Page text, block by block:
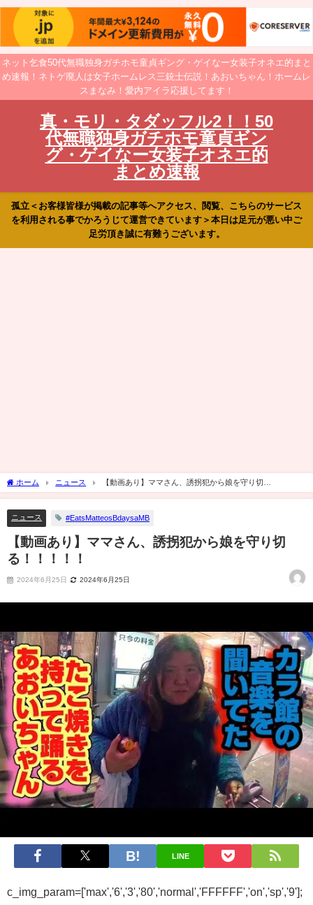
ネット乞食50代無職独身ガチホモ童貞ギング・ゲイなー女装子オネエ的まと
め速報！ネトゲ廃人は女子ホームレス三銃士伝説！あおいちゃん！ホームレ
スまなみ！愛内アイラ応援してます！
真・モリ・タダッフル2！！50
代無職独身ガチホモ童貞ギン
グ・ゲイなー女装子オネエ的
まとめ速報
孤立＜お客様皆様が掲載の記事等へアクセス、閲覧、こちらのサービス
を利用される事でかろうじて運営できています＞本日は足元が悪い中ご
足労頂き誠に有難うございます。
ホーム ニュース
【動画あり】ママさん、誘拐犯から娘を守り切
る！！！！！
ニュース #EatsMatteosBdaysaMB
【動画あり】ママさん、誘拐犯から娘を守り切
る！！！！！
2024年6月25日 2024年6月25日
LINE
c_img_param=['max','6','3','80','normal','FFFFFF','on','sp','9'];